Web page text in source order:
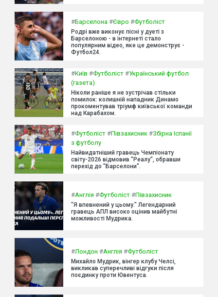
#Барселона #Євро #Футболіст
Родрі вже виконує пісні у дуеті з
Барселоною - в інтернеті стало
популярним відео, яке це демонструє -
Футбол24.
#Київ #Футболіст #Український футбол
(газета)
Ніколи раніше я не зустрічав стільки
помилок: колишній нападник Динамо
прокоментував тріумф київської команди
над Карабахом.
#Футболіст #Півзахисник #Збірна Іспанії
з футболу
Найвидатніший гравець Чемпіонату
світу-2026 відмовив "Реалу", обравши
перехід до "Барселони".
#Англія #Футболіст #Півзахисник
"Я впевнений у цьому." Легендарний
гравець АПЛ високо оцінив майбутні
можливості Мудрика.
#Лондон #Англія #Футболіст
Михайло Мудрик, вінгер клубу Челсі,
викликав суперечливі відгуки після
поєдинку проти Ювентуса.